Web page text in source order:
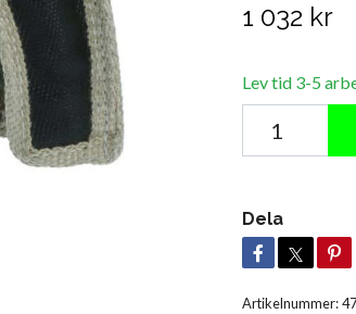
1 032 kr
Lev tid 3-5
Dela
Artikelnummer: